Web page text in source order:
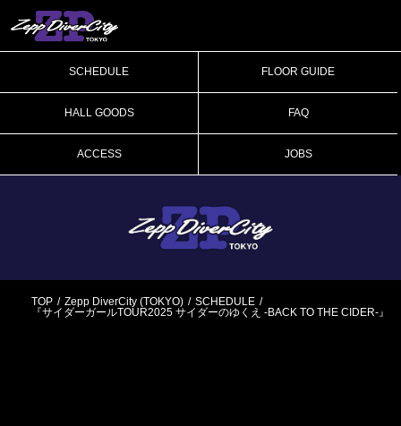
SCHEDULE FLOOR GUIDE
HALL GOODS FAQ
ACCESS JOBS
TOP Zepp DiverCity (TOKYO)
SCHEDULE
『サイダーガールTOUR2025 サイダーのゆくえ -BACK TO THE CIDER-』